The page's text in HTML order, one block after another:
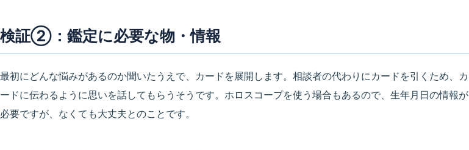
検証②：鑑定に必要な物・情報
最初にどんな悩みがあるのか聞いたうえで、カードを展開します。相談者の代わりにカードを引くため、カ
ードに伝わるように思いを話してもらうそうです。ホロスコープを使う場合もあるので、生年月日の情報が
必要ですが、なくても大丈夫とのことです。